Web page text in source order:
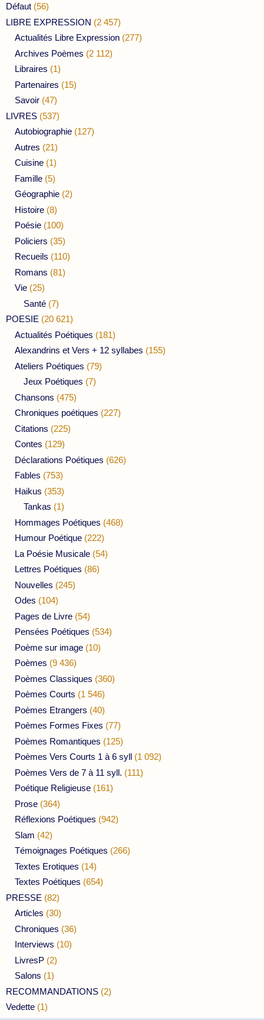
Défaut (56)
LIBRE EXPRESSION (2 457)
Actualités Libre Expression (277)
Archives Poèmes (2 112)
Libraires (1)
Partenaires (15)
Savoir (47)
LIVRES (537)
Autobiographie (127)
Autres (21)
Cuisine (1)
Famille (5)
Géographie (2)
Histoire (8)
Poésie (100)
Policiers (35)
Recueils (110)
Romans (81)
Vie (25)
Santé (7)
POESIE (20 621)
Actualités Poétiques (181)
Alexandrins et Vers + 12 syllabes (155)
Ateliers Poétiques (79)
Jeux Poétiques (7)
Chansons (475)
Chroniques poétiques (227)
Citations (225)
Contes (129)
Déclarations Poétiques (626)
Fables (753)
Haikus (353)
Tankas (1)
Hommages Poétiques (468)
Humour Poétique (222)
La Poésie Musicale (54)
Lettres Poétiques (86)
Nouvelles (245)
Odes (104)
Pages de Livre (54)
Pensées Poétiques (534)
Poème sur image (10)
Poèmes (9 436)
Poèmes Classiques (360)
Poèmes Courts (1 546)
Poèmes Etrangers (40)
Poèmes Formes Fixes (77)
Poèmes Romantiques (125)
Poèmes Vers Courts 1 à 6 syll (1 092)
Poèmes Vers de 7 à 11 syll. (111)
Poétique Religieuse (161)
Prose (364)
Réflexions Poétiques (942)
Slam (42)
Témoignages Poétiques (266)
Textes Erotiques (14)
Textes Poétiques (654)
PRESSE (82)
Articles (30)
Chroniques (36)
Interviews (10)
LivresP (2)
Salons (1)
RECOMMANDATIONS (2)
Vedette (1)